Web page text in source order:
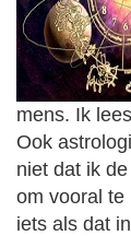
mens. Ik
Ook
niet dat ik
om vooral te
iets als dat